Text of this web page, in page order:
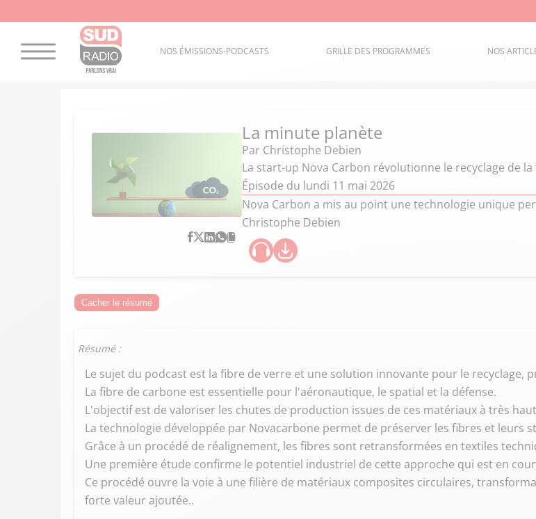
NOS ÉMISSIONS-PODCASTS GRILLE DES PROGRAMMES NOS
La minute planète
Par Christophe Debien
La start-up Nova Carbon révolutionne le recyclage de
Épisode du lundi 11 mai 2026
Nova Carbon a mis au point une technologie unique
Christophe Debien
Cacher le résumé
Résumé :
Le sujet du podcast est la fibre de verre et une solution innovante pour le recyclage,
La fibre de carbone est essentielle pour l'aéronautique, le spatial et la défense.
L'objectif est de valoriser les chutes de production issues de ces matériaux à très
La technologie développée par Novacarbone permet de préserver les fibres et leurs
Grâce à un procédé de réalignement, les fibres sont retransformées en textiles
Une première étude confirme le potentiel industriel de cette approche qui est en
Ce procédé ouvre la voie à une filière de matériaux composites circulaires,
forte valeur ajoutée..